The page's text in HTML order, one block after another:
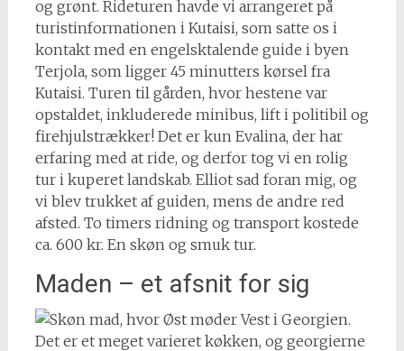
og grønt. Rideturen havde vi arrangeret på
turistinformationen i Kutaisi, som satte os i
kontakt med en engelsktalende guide i byen
Terjola, som ligger 45 minutters kørsel fra
Kutaisi. Turen til gården, hvor hestene var
opstaldet, inkluderede minibus, lift i politibil og
firehjulstrækker! Det er kun Evalina, der har
erfaring med at ride, og derfor tog vi en rolig
tur i kuperet landskab. Elliot sad foran mig, og
vi blev trukket af guiden, mens de andre red
afsted. To timers ridning og transport kostede
ca. 600 kr. En skøn og smuk tur.
Maden – et afsnit for sig
Det er et meget varieret køkken, og georgierne